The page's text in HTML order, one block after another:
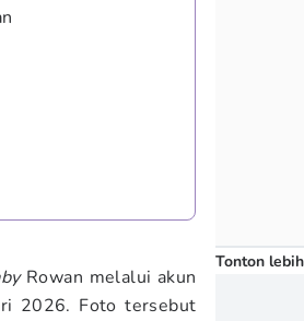
Rowan melalui akun
2026. Foto tersebut
Tonton